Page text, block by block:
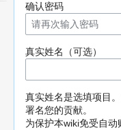
确认密码
真实姓名（可选）
真实姓名是选填项目
署名您的贡献。
为保护本wiki免受自